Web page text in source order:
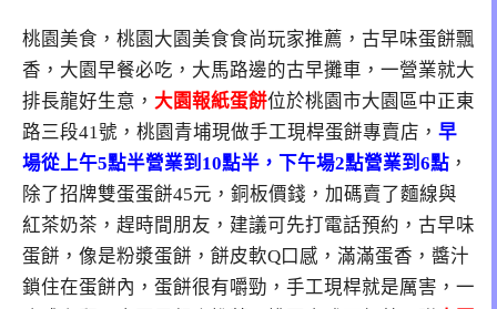
桃園美食，桃園大園美食食尚玩家推薦，古早味蛋餅飄
香，大園早餐必吃，大馬路邊的古早攤車，一營業就大
排長龍好生意， 大園報紙蛋餅位於桃園市大園區中正東
路三段41號，桃園青埔現做手工現桿蛋餅專賣店， 早
場從上午5點半營業到10點半，下午場2點營業到6點 ，
除了招牌雙蛋蛋餅45元，銅板價錢，加碼賣了麵線與
紅茶奶茶，趕時間朋友，建議可先打電話預約，古早味
蛋餅，像是粉漿蛋餅，餅皮軟Q口感，滿滿蛋香，醬汁
鎖住在蛋餅內，蛋餅很有嚼勁，手工現桿就是厲害，一